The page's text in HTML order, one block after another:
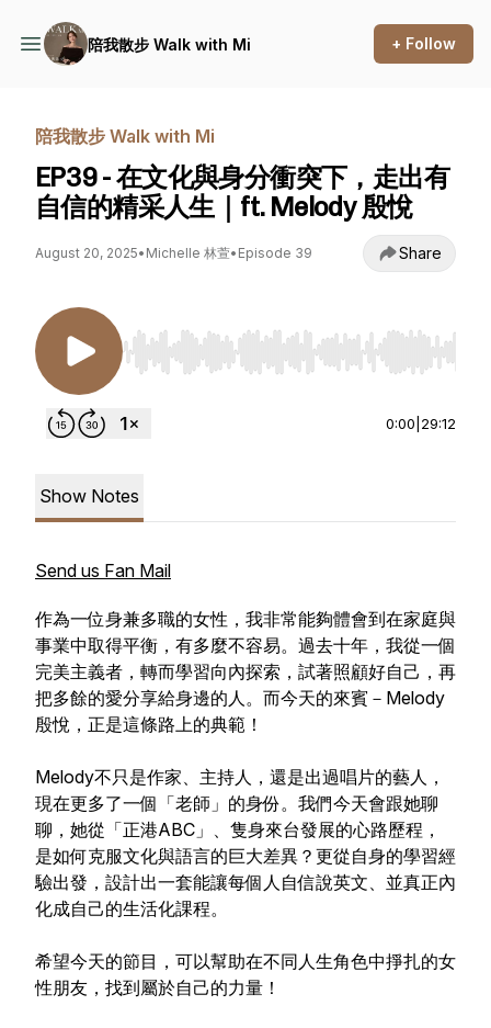
陪我散步 Walk with Mi + Follow
陪我散步 Walk with Mi
EP39 - 在文化與身分衝突下，走出有
自信的精采人生｜ft. Melody 殷悅
August 20, 2025• Michelle 林萱• Episode 39 Share
Use Left/Right to seek, Home/End to jump to
0:00 29:12
Show Notes
Send us Fan Mail
作為一位身兼多職的女性，我非常能夠體會到在家庭與
事業中取得平衡，有多麼不容易。過去十年，我從一個
完美主義者，轉而學習向內探索，試著照顧好自己，再
把多餘的愛分享給身邊的人。而今天的來賓－Melody
殷悅，正是這條路上的典範！
Melody不只是作家、主持人，還是出過唱片的藝人，
現在更多了一個「老師」的身份。我們今天會跟她聊
聊，她從「正港ABC」、隻身來台發展的心路歷程，
是如何克服文化與語言的巨大差異？更從自身的學習經
驗出發，設計出一套能讓每個人自信說英文、並真正內
化成自己的生活化課程。
希望今天的節目，可以幫助在不同人生角色中掙扎的女
性朋友，找到屬於自己的力量！